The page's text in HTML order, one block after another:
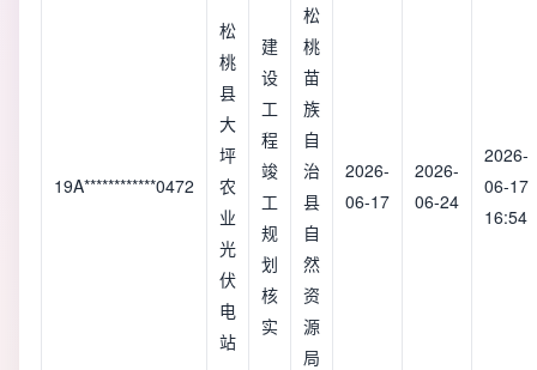
19A************0472
松
桃
县
大
坪
农
业
光
伏
电
站
建
设
工
程
竣
工
规
划
核
实
松
桃
苗
族
自
治
县
自
然
资
源
局
2026-
06-17
2026-
06-24
2026-
06-17
16:54